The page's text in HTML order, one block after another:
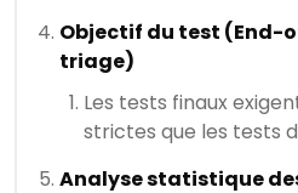
Objectif du test (End-
triage)
Les tests finaux
strictes que les tests
Analyse statistique